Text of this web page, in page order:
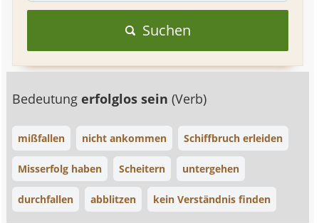
Suchen
Bedeutungerfolglos sein(Verb)
mißfallen nicht ankommen Schiffbruch erleiden
Misserfolg haben Scheitern untergehen
durchfallen abblitzen kein Verständnis finden